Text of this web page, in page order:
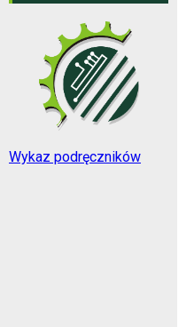
Wykaz podręczników